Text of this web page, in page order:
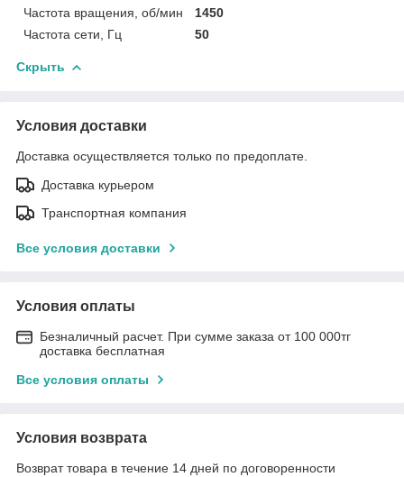
Частота вращения, об/мин
1450
Частота сети, Гц
50
Скрыть
Условия доставки
Доставка осуществляется только по предоплате.
Доставка курьером
Транспортная компания
Все условия доставки
Условия оплаты
Безналичный расчет. При сумме заказа от 100 000тг
доставка бесплатная
Все условия оплаты
Условия возврата
Возврат товара в течение 14 дней по договоренности